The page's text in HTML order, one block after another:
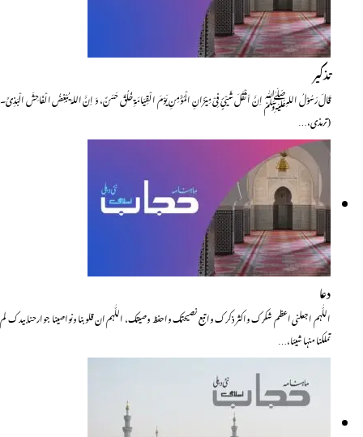
تذکیر
قَالَ رَسُوْلُ اللہِﷺ اِنَّ اَثْقَلَ شَیْئٍ فِیْ مِیْزَانِ الْمُؤْمِنِ یَوْمَ الْقِیَامَۃِ خُلُقٌ حَسَنٌ، وَ اِنَّ اللہَ یُبْغِضُ الْفَاحِشَ الْبَذِیَّ۔
(ترمذی،…
دعا
اللّٰہم اجعلنی اعظم شکرک واکثر ذکرک واتبع نصیحتک واحفظ وصیتک، اللّٰہم ان قلوبنا ونواصینا جوارحنا بیدک لم
تملکنا منہا شیئا،…